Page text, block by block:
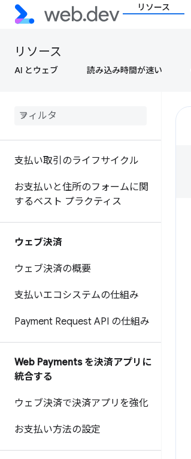
リソース
リソース
AI とウェブ 読み込み時間が速い
支払い取引のライフサイクル
お支払いと住所のフォームに関
するベスト プラクティス
ウェブ決済
ウェブ決済の概要
支払いエコシステムの仕組み
Payment Request API の仕組み
Web Payments を決済アプリに
統合する
ウェブ決済で決済アプリを強化
お支払い方法の設定